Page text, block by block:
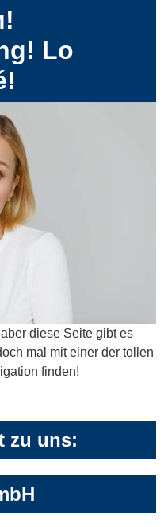
Lo
diese Seite gibt es
mal mit einer der tollen
finden!
zu uns: